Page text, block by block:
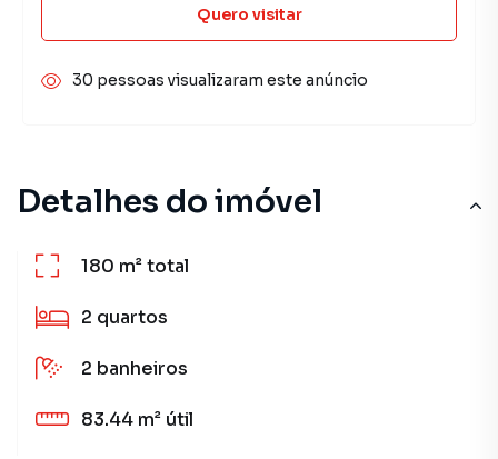
Detalhes do imóvel
180 m²total
2 quartos
2 banheiros
83.44 m² útil
Quero visitar
30 pessoas visualizaram este anúncio